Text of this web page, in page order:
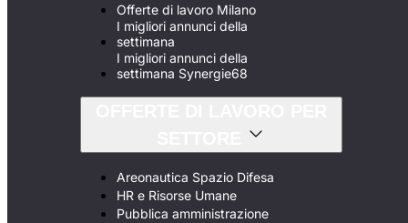
Offerte di lavoro Milano
I migliori annunci della
settimana
I migliori annunci della
settimana Synergie68
Areonautica Spazio Difesa
HR e Risorse Umane
Pubblica amministrazione